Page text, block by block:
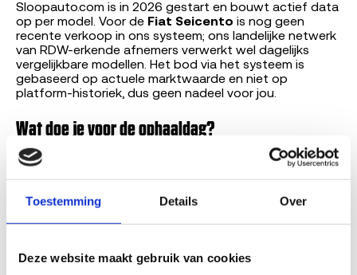
Toestemming Details Over
Deze website maakt gebruik van cookies
Sloopauto.com is in 2026 gestart en bouwt actief data
op per model. Voor de Fiat Seicento is nog geen
recente verkoop in ons systeem; ons landelijke netwerk
van RDW-erkende afnemers verwerkt wel dagelijks
vergelijkbare modellen. Het bod via het systeem is
gebaseerd op actuele marktwaarde en niet op
platform-historiek, dus geen nadeel voor jou.
Wat doe je voor de ophaaldag?
Een paar praktische stappen om voor te bereiden:
kofferbak, kentekenplaat-houder, navigatie,
1B (of de tenaamstellingscode bij een